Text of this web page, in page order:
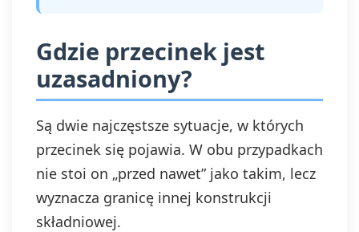
Gdzie przecinek jest
uzasadniony?
Są dwie najczęstsze sytuacje, w których
przecinek się pojawia. W obu przypadkach
nie stoi on „przed nawet” jako takim, lecz
wyznacza granicę innej konstrukcji
składniowej.